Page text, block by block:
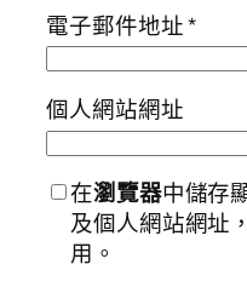
電子郵件地址*
個人網站網址
在瀏覽器中儲存
及個人網站網址
用。